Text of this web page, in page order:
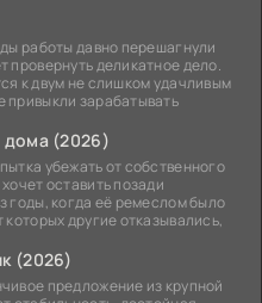
работы давно перешагнули
провернуть деликатное дело.
к двум не слишком удачливым
привыкли зарабатывать
(2026)
убежать от собственного
оставить позади
годы, когда её ремеслом было
другие отказывались,
(2026)
предложение из крупной